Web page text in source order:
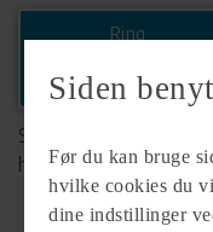
Ring
+45
Se komplet info på
hjemmeside
Siden
Før du kan bruge
hvilke cookies du
dine indstillinger